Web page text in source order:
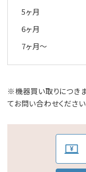
5ヶ月
6ヶ月
7ヶ月～
※機器買い取りにつき
てお問い合わせください